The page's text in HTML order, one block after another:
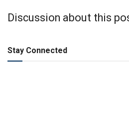
Discussion about this
Stay Connected